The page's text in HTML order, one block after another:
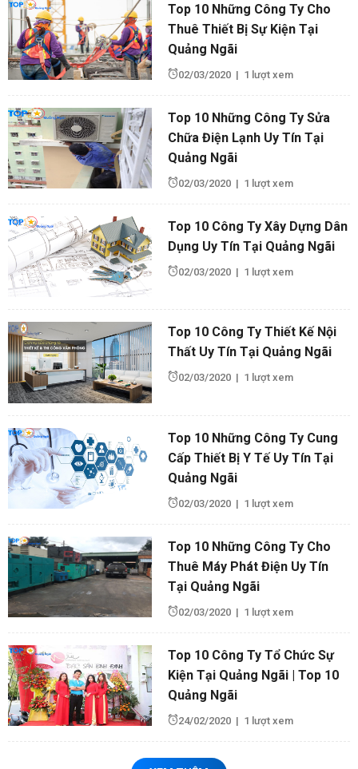
Top 10 Những Công Ty Cho
Thuê Thiết Bị Sự Kiện Tại
Quảng Ngãi
02/03/2020 | 1 lượt xem
Top 10 Những Công Ty Sửa
Chữa Điện Lạnh Uy Tín Tại
Quảng Ngãi
02/03/2020 | 1 lượt xem
Top 10 Công Ty Xây Dựng Dân
Dụng Uy Tín Tại Quảng Ngãi
02/03/2020 | 1 lượt xem
Top 10 Công Ty Thiết Kế Nội
Thất Uy Tín Tại Quảng Ngãi
02/03/2020 | 1 lượt xem
Top 10 Những Công Ty Cung
Cấp Thiết Bị Y Tế Uy Tín Tại
Quảng Ngãi
02/03/2020 | 1 lượt xem
Top 10 Những Công Ty Cho
Thuê Máy Phát Điện Uy Tín
Tại Quảng Ngãi
02/03/2020 | 1 lượt xem
Top 10 Công Ty Tổ Chức Sự
Kiện Tại Quảng Ngãi | Top 10
Quảng Ngãi
24/02/2020 | 1 lượt xem